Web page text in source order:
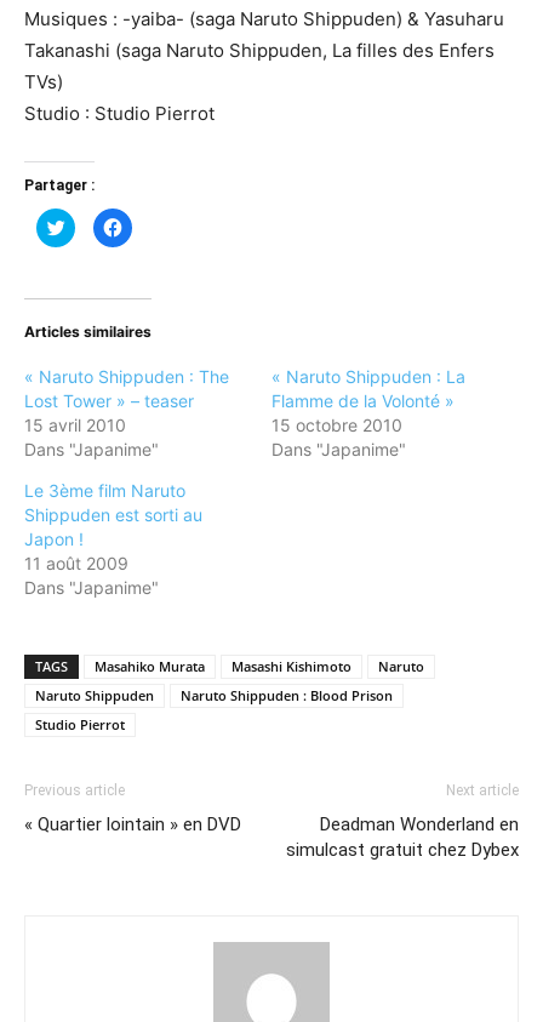
Musiques : -yaiba- (saga Naruto Shippuden) & Yasuharu
Takanashi (saga Naruto Shippuden, La filles des Enfers
TVs)
Studio : Studio Pierrot
Partager :
Cliquez
pour
partager
dans
nouvelle
fenêtre)
Cliquez
pour
dans
nouvelle
fenêtre)
Articles similaires
« Naruto Shippuden : The
Lost Tower » – teaser
15 avril 2010
Dans "Japanime"
« Naruto Shippuden : La
Flamme de la Volonté »
15 octobre 2010
Dans "Japanime"
Le 3ème film Naruto
Shippuden est sorti au
Japon !
11 août 2009
Dans "Japanime"
TAGS Masahiko Murata Masashi Kishimoto
Naruto
Naruto Shippuden
Naruto Shippuden : Blood Prison
Studio Pierrot
Previous article
« Quartier lointain » en DVD
Next article
Deadman Wonderland en
simulcast gratuit chez Dybex